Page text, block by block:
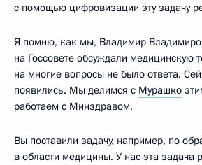
с помощью цифровизации эту задачу
Я помню, как мы, Владимир
на Госсовете обсуждали медицинскую
на многие вопросы не было ответа.
появились. Мы делимся с Мурашко
работаем с Минздравом.
Вы поставили задачу, например, по
в области медицины. У нас эта задача